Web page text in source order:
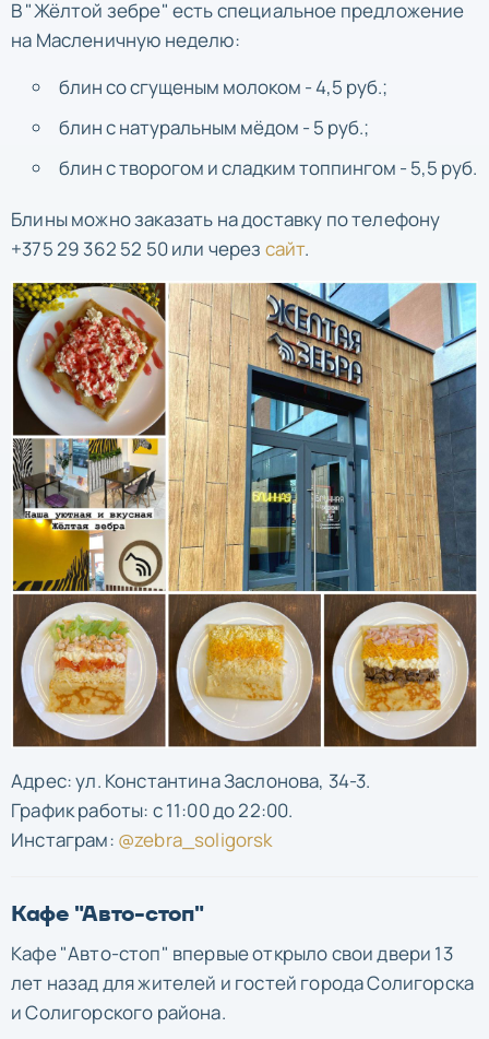
В "Жёлтой зебре" есть специальное предложение
на Масленичную неделю:
блин со сгущеным молоком - 4,5 руб.;
блин с натуральным мёдом - 5 руб.;
блин с творогом и сладким топпингом - 5,5 руб.
Блины можно заказать на доставку по телефону
+375 29 362 52 50 или через сайт.
Адрес: ул. Константина Заслонова, 34-3.
График работы: с 11:00 до 22:00.
Инстаграм: @zebra_soligorsk
Кафе "Авто-стоп"
Кафе "Авто-стоп" впервые открыло свои двери 13
лет назад для жителей и гостей города Солигорска
и Солигорского района.